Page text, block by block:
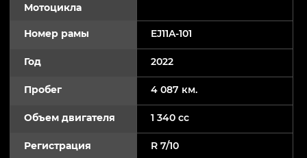
Мотоцикла
Номер рамы EJ11A-101
Год 2022
Пробег 4 087 км.
Объем двигателя 1 340 cc
Регистрация R 7/10